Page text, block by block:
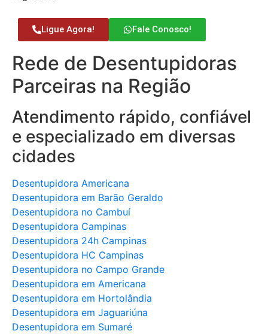
Ligue Agora! Fale Conosco!
Rede de Desentupidoras
Parceiras na Região
Atendimento rápido, confiável
e especializado em diversas
cidades
Desentupidora Americana
Desentupidora em Barão Geraldo
Desentupidora no Cambuí
Desentupidora Campinas
Desentupidora 24h Campinas
Desentupidora HC Campinas
Desentupidora no Campo Grande
Desentupidora em Americana
Desentupidora em Hortolândia
Desentupidora em Jaguariúna
Desentupidora em Sumaré